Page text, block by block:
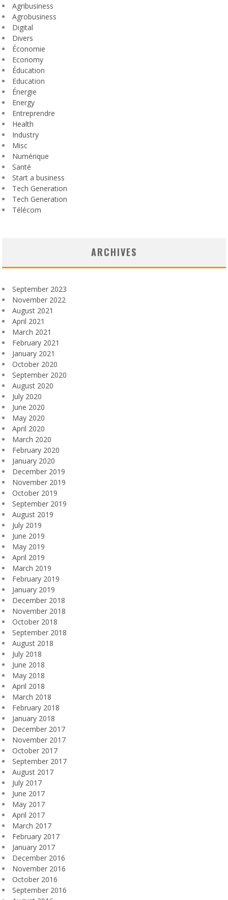
Agribusiness
Agrobusiness
Digital
Divers
Économie
Economy
Éducation
Education
Énergie
Energy
Entreprendre
Health
Industry
Misc
Numérique
Santé
Start a business
Tech Generation
Tech Generation
Télécom
ARCHIVES
September 2023
November 2022
August 2021
April 2021
March 2021
February 2021
January 2021
October 2020
September 2020
August 2020
July 2020
June 2020
May 2020
April 2020
March 2020
February 2020
January 2020
December 2019
November 2019
October 2019
September 2019
August 2019
July 2019
June 2019
May 2019
April 2019
March 2019
February 2019
January 2019
December 2018
November 2018
October 2018
September 2018
August 2018
July 2018
June 2018
May 2018
April 2018
March 2018
February 2018
January 2018
December 2017
November 2017
October 2017
September 2017
August 2017
July 2017
June 2017
May 2017
April 2017
March 2017
February 2017
January 2017
December 2016
November 2016
October 2016
September 2016